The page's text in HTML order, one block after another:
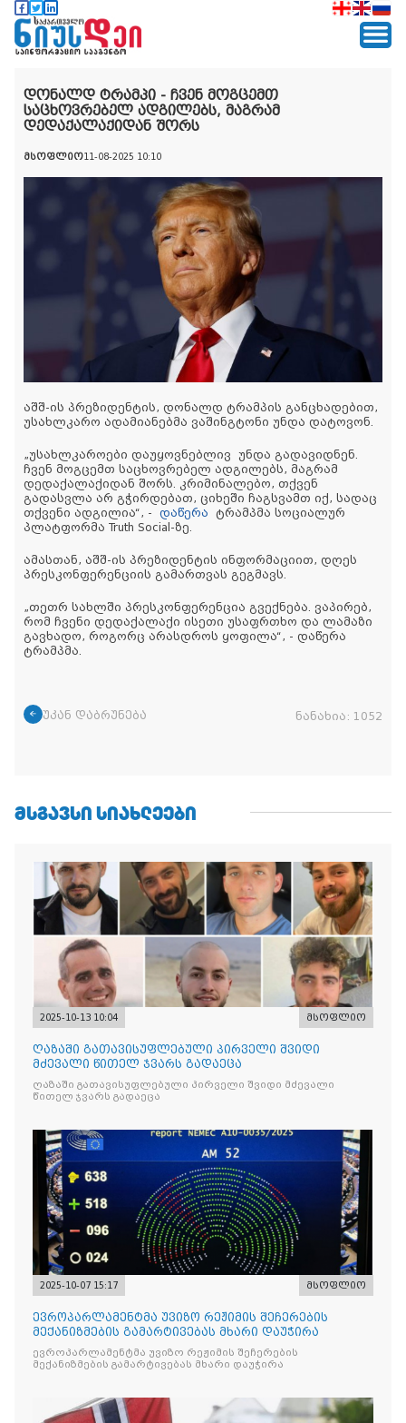
დონალდ ტრამპი - ჩვენ მოგცემთ
საცხოვრებელ ადგილებს, მაგრამ
დედაქალაქიდან შორს
მსოფლიო11-08-2025 10:10
აშშ-ის პრეზიდენტის, დონალდ ტრამპის განცხადებით,
უსახლკარო ადამიანებმა ვაშინგტონი უნდა დატოვონ.
„უსახლკაროები დაუყოვნებლივ უნდა გადავიდნენ.
ჩვენ მოგცემთ საცხოვრებელ ადგილებს, მაგრამ
დედაქალაქიდან შორს. კრიმინალებო, თქვენ
გადასვლა არ გჭირდებათ, ციხეში ჩაგსვამთ იქ, სადაც
თქვენი ადგილია“, - დაწერა ტრამპმა სოციალურ
პლატფორმა Truth Social-ზე.
ამასთან, აშშ-ის პრეზიდენტის ინფორმაციით, დღეს
პრესკონფერენციის გამართვას გეგმავს.
„თეთრ სახლში პრესკონფერენცია გვექნება. ვაპირებ,
რომ ჩვენი დედაქალაქი ისეთი უსაფრთხო და ლამაზი
გავხადო, როგორც არასდროს ყოფილა“, - დაწერა
ტრამპმა.
უკან დაბრუნება ნანახია: 1052
ᲛᲡᲒᲐᲕᲡᲘ ᲡᲘᲐᲮᲚᲔᲔᲑᲘ
2025-10-13 10:04 მსოფლიო
ღაზაში გათავისუფლებული პირველი შვიდი
მძევალი წითელ ჯვარს გადაეცა
ღაზაში გათავისუფლებული პირველი შვიდი მძევალი
წითელ ჯვარს გადაეცა
2025-10-07 15:17 მსოფლიო
ევროპარლამენტმა უვიზო რეჟიმის შეჩერების
მექანიზმების გამარტივებას მხარი დაუჭირა
ევროპარლამენტმა უვიზო რეჟიმის შეჩერების
მექანიზმების გამარტივებას მხარი დაუჭირა